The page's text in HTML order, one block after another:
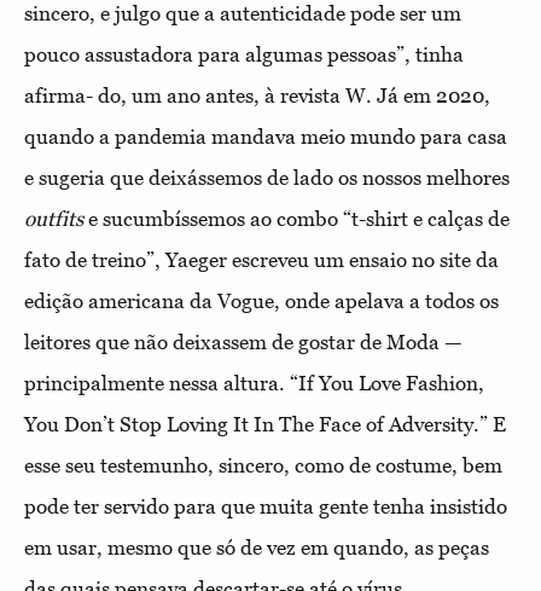
sincero, e julgo que a autenticidade pode ser um
pouco assustadora para algumas pessoas”, tinha
afirma- do, um ano antes, à revista W. Já em 2020,
quando a pandemia mandava meio mundo para casa
e sugeria que deixássemos de lado os nossos melhores
outfitse sucumbíssemos ao combo “t-shirt e calças de
fato de treino”, Yaeger escreveu um ensaio no site da
edição americana da Vogue, onde apelava a todos os
leitores que não deixassem de gostar de Moda —
principalmente nessa altura. “If You Love Fashion,
You Don’t Stop Loving It In The Face of Adversity.” E
esse seu testemunho, sincero, como de costume, bem
pode ter servido para que muita gente tenha insistido
em usar, mesmo que só de vez em quando, as peças